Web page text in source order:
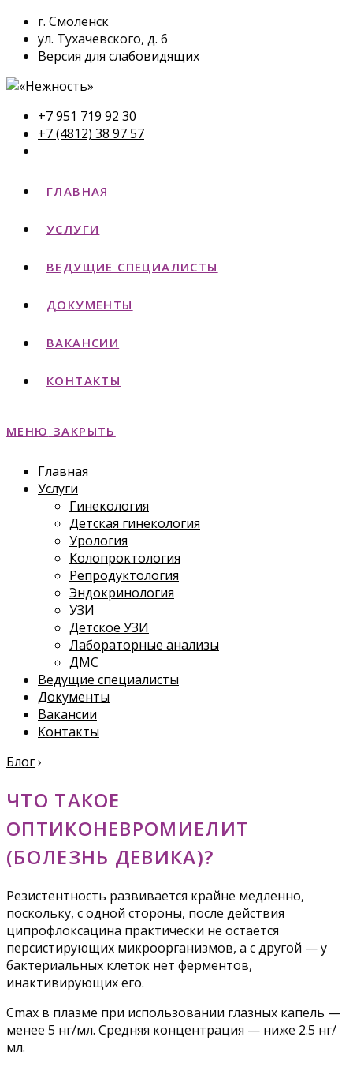
г. Смоленск
ул. Тухачевского, д. 6
Версия для слабовидящих
+7 951 719 92 30
+7 (4812) 38 97 57
ГЛАВНАЯ
УСЛУГИ
ВЕДУЩИЕ СПЕЦИАЛИСТЫ
ДОКУМЕНТЫ
ВАКАНСИИ
КОНТАКТЫ
МЕНЮ ЗАКРЫТЬ
Главная
Услуги
Гинекология
Детская гинекология
Урология
Колопроктология
Репродуктология
Эндокринология
УЗИ
Детское УЗИ
Лабораторные анализы
ДМС
Ведущие специалисты
Документы
Вакансии
Контакты
Блог›
ЧТО ТАКОЕ
ОПТИКОНЕВРОМИЕЛИТ
(БОЛЕЗНЬ ДЕВИКА)?
Резистентность развивается крайне медленно,
поскольку, с одной стороны, после действия
ципрофлоксацина практически не остается
персистирующих микроорганизмов, а с другой — у
бактериальных клеток нет ферментов,
инактивирующих его.
Cmax в плазме при использовании глазных капель —
менее 5 нг/мл. Средняя концентрация — ниже 2.5 нг/
мл.